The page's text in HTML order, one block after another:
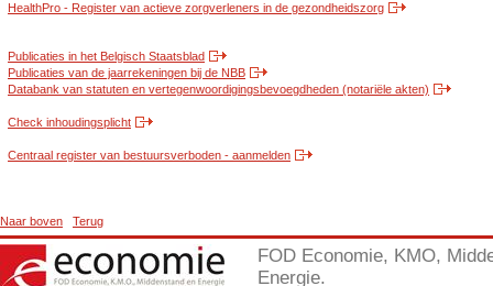
HealthPro - Register van actieve zorgverleners in de gezondheidszorg
Publicaties in het Belgisch Staatsblad
Publicaties van de jaarrekeningen bij de NBB
Databank van statuten en vertegenwoordigingsbevoegdheden (notariële akten)
Check inhoudingsplicht
Centraal register van bestuursverboden - aanmelden
Naar boven Terug
FOD Economie, KMO,
Energie.